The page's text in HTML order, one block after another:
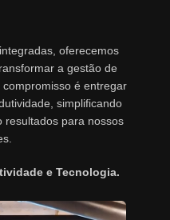
oferecemos
a gestão de
é entregar
simplificando
resultados para nossos
e Tecnologia.